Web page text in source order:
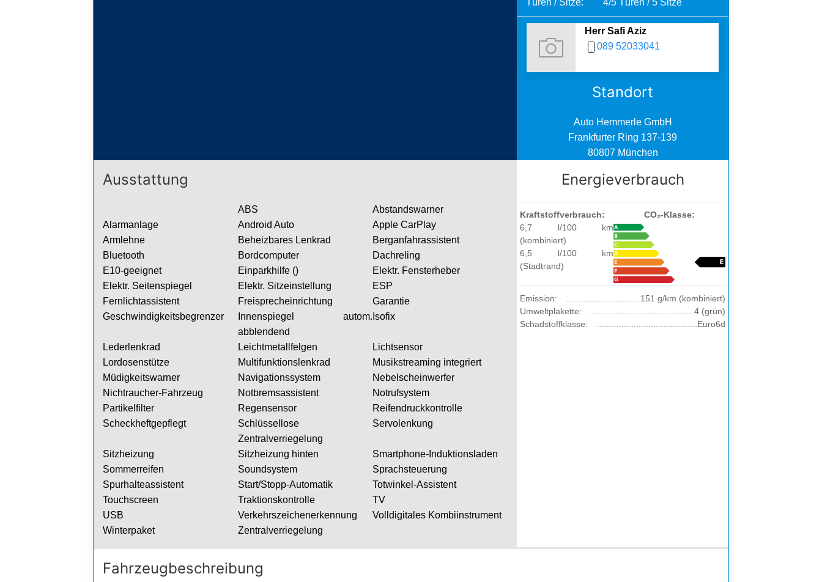
Türen / Sitze:
4/5 Türen / 5 Sitze
Herr Safi Aziz
089 52033041
Standort
Auto Hemmerle GmbH
Frankfurter Ring 137-139
80807 München
Energieverbrauch
Kraftstoffverbrauch:
6,7 l/100 km
(kombiniert)
6,5 l/100 km
(Stadtrand)
CO₂-Klasse:
Emission:
151 g/km (kombiniert)
Umweltplakette:
4 (grün)
Schadstoffklasse:
Euro6d
Ausstattung
ABS
Abstandswarner
Alarmanlage
Android Auto
Apple CarPlay
Armlehne
Beheizbares Lenkrad
Berganfahrassistent
Bluetooth
Bordcomputer
Dachreling
E10-geeignet
Einparkhilfe ()
Elektr. Fensterheber
Elektr. Seitenspiegel
Elektr. Sitzeinstellung
ESP
Fernlichtassistent
Freisprecheinrichtung
Garantie
Geschwindigkeitsbegrenzer
Innenspiegel autom.
abblendend
Isofix
Lederlenkrad Leichtmetallfelgen
Lichtsensor
Lordosenstütze
Multifunktionslenkrad
Musikstreaming integriert
Müdigkeitswarner
Navigationssystem
Nebelscheinwerfer
Nichtraucher-Fahrzeug
Notbremsassistent
Notrufsystem
Partikelfilter
Regensensor
Reifendruckkontrolle
Scheckheftgepflegt
Schlüssellose
Zentralverriegelung
Servolenkung
Sitzheizung Sitzheizung hinten
Smartphone-Induktionsladen
Sommerreifen
Soundsystem
Sprachsteuerung
Spurhalteassistent
Start/Stopp-Automatik
Totwinkel-Assistent
Touchscreen
Traktionskontrolle
TV
USB
Verkehrszeichenerkennung
Volldigitales Kombiinstrument
Winterpaket
Zentralverriegelung
Fahrzeug­beschreibung